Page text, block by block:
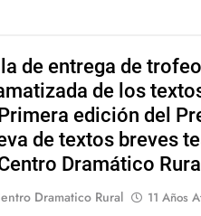
de entrega de
de los
edición del
de textos breves
Dramático
Dramatico Rural 11 Años